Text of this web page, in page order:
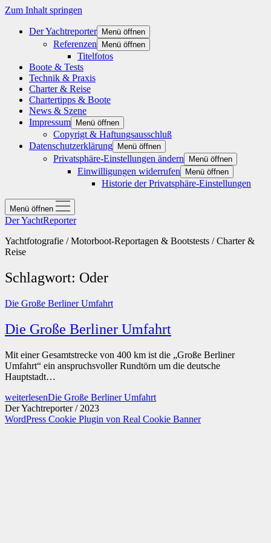
Zum Inhalt springen
Der Yachtreporter Menü öffnen
Referenzen Menü öffnen
Titelfotos
Boote & Tests
Technik & Praxis
Charter & Reise
Chartertipps & Boote
News & Szene
Impressum
Menü öffnen
Copyrigt & Haftungsausschluß
Datenschutzerklärung
Menü öffnen
Privatsphäre-Einstellungen ändern Menü öffnen
Einwilligungen widerrufen Menü öffnen
Historie der Privatsphäre-Einstellungen
Menü öffnen
Der YachtReporter
Yachtfotografie / Motorboot-Reportagen & Bootstests / Charter &
Reise
Schlagwort: Oder
Die Große Berliner Umfahrt
Die Große Berliner Umfahrt
Mit einer Gesamtstrecke von 400 km ist die „Große Berliner
Umfahrt“ ein anspruchsvoller Rundtörn um die deutsche
Hauptstadt…
weiterlesenDie Große Berliner Umfahrt
Der Yachtreporter / 2023
WordPress Cookie Plugin von Real Cookie Banner